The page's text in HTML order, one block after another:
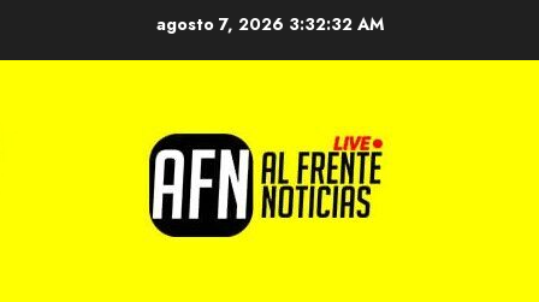
agosto 7, 2026 3:32:33 AM